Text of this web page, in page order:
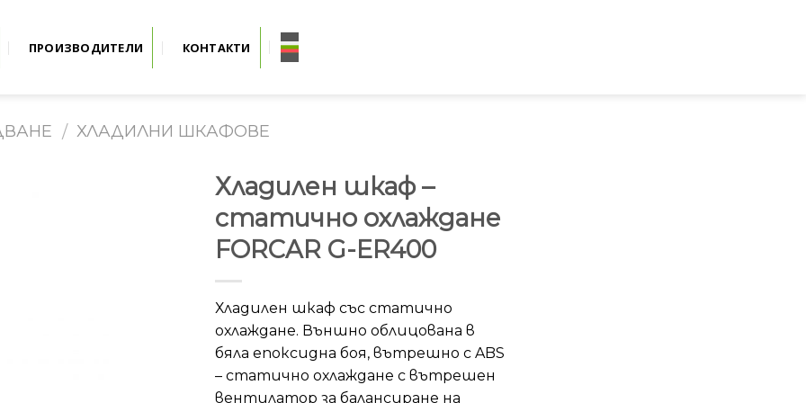
ПРОИЗВОДИТЕЛИ КОНТАКТИ
/ ХЛАДИЛНИ ШКАФОВЕ
Хладилен шкаф –
статично охлаждане
FORCAR G-ER400
Хладилен шкаф със статично
охлаждане. Външно облицована в
бяла епоксидна боя, вътрешно с ABS
– статично охлаждане с вътрешен
вентилатор за балансиране на